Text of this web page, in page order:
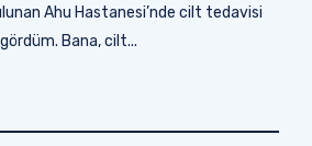
Ahu Hastanesi’nde cilt tedavisi
Bana, cilt...